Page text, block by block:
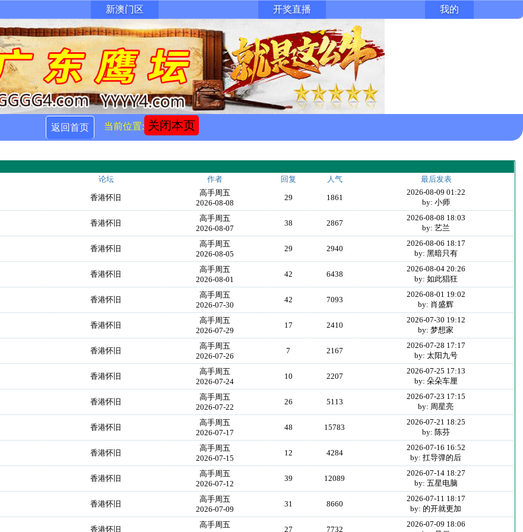
新澳门区 开奖直播 我的
返回首页 当前位置: 关闭本页
论坛 作者 回复 人气 最后发表
香港怀旧
高手周五
2026-08-08
29 1861
2026-08-09 01:22
by: 小师
香港怀旧
高手周五
2026-08-07
38 2867
2026-08-08 18:03
by: 艺兰
香港怀旧
高手周五
2026-08-05
29 2940
2026-08-06 18:17
by: 黑暗只有
香港怀旧
高手周五
2026-08-01
42 6438
2026-08-04 20:26
by: 如此猖狂
香港怀旧
高手周五
2026-07-30
42 7093
2026-08-01 19:02
by: 肖盛辉
香港怀旧
高手周五
2026-07-29
17 2410
2026-07-30 19:12
by: 梦想家
香港怀旧
高手周五
2026-07-26
7 2167
2026-07-28 17:17
by: 太阳九号
香港怀旧
高手周五
2026-07-24
10 2207
2026-07-25 17:13
by: 朵朵车厘
香港怀旧
高手周五
2026-07-22
26 5113
2026-07-23 17:15
by: 周星亮
香港怀旧
高手周五
2026-07-17
48 15783
2026-07-21 18:25
by: 陈芬
香港怀旧
高手周五
2026-07-15
12 4284
2026-07-16 16:52
by: 扛导弹的后
香港怀旧
高手周五
2026-07-12
39 12089
2026-07-14 18:27
by: 五星电脑
香港怀旧
高手周五
2026-07-09
31 8660
2026-07-11 18:17
by: 的开就更加
香港怀旧
高手周五
27 7732
2026-07-09 18:06